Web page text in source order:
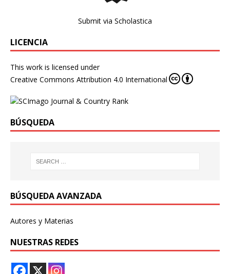
Submit via Scholastica
LICENCIA
This work is licensed under
Creative Commons Attribution 4.0 International
BÚSQUEDA
BÚSQUEDA AVANZADA
Autores y Materias
NUESTRAS REDES